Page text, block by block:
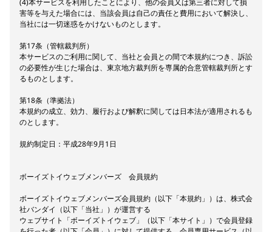
(4)本サービスを利用したことにより、他の会員又は第三者に対して損
害等を与えた場合には、当該会員は自己の責任と費用において解決し、
当社には一切迷惑をかけないものとします。
第17条（管轄裁判所）
本サービスのご利用に関して、当社と会員との間で本規約につき、訴訟
の必要性が生じた場合は、東京地方裁判所を専属的合意管轄裁判所とす
るものとします。
第18条（準拠法）
本規約の成立、効力、履行および解釈に関しては日本法が適用されるも
のとします。
規約制定日：平成28年9月1日
ボーイズトイウェブメンバーズ 会員規約
ボーイズトイウェブメンバーズ会員規約（以下「本規約」）は、株式会
社バンダイ（以下「当社」）が運営する
ウェブサイト「ボーイズトイウェブ」（以下「本サイト」）で会員登録